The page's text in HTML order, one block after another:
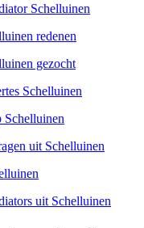
Schelluinen
redenen
gezocht
Schelluinen
uit Schelluinen
uit Schelluinen